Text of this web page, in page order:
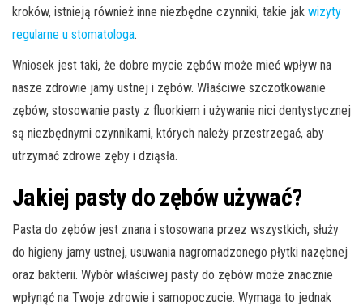
kroków, istnieją również inne niezbędne czynniki, takie jak wizyty
regularne u stomatologa.
Wniosek jest taki, że dobre mycie zębów może mieć wpływ na
nasze zdrowie jamy ustnej i zębów. Właściwe szczotkowanie
zębów, stosowanie pasty z fluorkiem i używanie nici dentystycznej
są niezbędnymi czynnikami, których należy przestrzegać, aby
utrzymać zdrowe zęby i dziąsła.
Jakiej pasty do zębów używać?
Pasta do zębów jest znana i stosowana przez wszystkich, służy
do higieny jamy ustnej, usuwania nagromadzonego płytki nazębnej
oraz bakterii. Wybór właściwej pasty do zębów może znacznie
wpłynąć na Twoje zdrowie i samopoczucie. Wymaga to jednak